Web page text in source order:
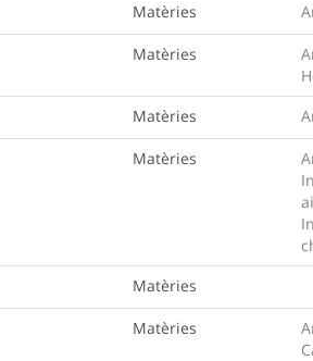
Matèries
Matèries
Matèries
Matèries
Matèries
Matèries